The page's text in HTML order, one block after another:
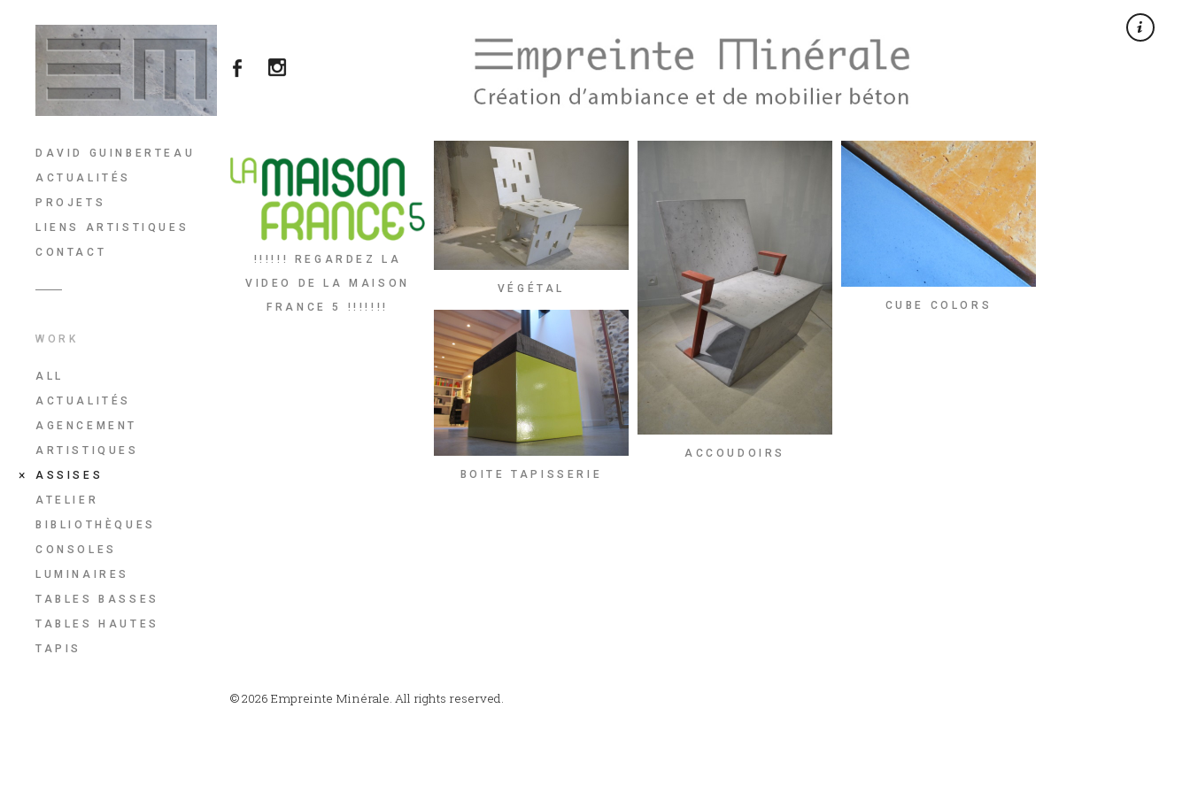
×
DAVID GUINBERTEAU
ACTUALITÉS
PROJETS
LIENS ARTISTIQUES
CONTACT
WORK
ALL
ACTUALITÉS
AGENCEMENT
ARTISTIQUES
ASSISES
ATELIER
BIBLIOTHÈQUES
CONSOLES
LUMINAIRES
TABLES BASSES
TABLES HAUTES
TAPIS
!!!!!! REGARDEZ LA
VIDEO DE LA MAISON
FRANCE 5 !!!!!!!
VÉGÉTAL
ACCOUDOIRS
CUBE COLORS
BOITE TAPISSERIE
© 2026 Empreinte Minérale. All rights reserved.